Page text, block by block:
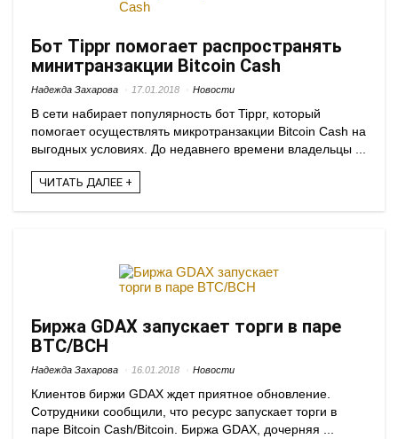
Бот Tippr помогает распространять
минитранзакции Bitcoin Cash
Надежда Захарова 17.01.2018 Новости
В сети набирает популярность бот Tippr, который
помогает осуществлять микротранзакции Bitcoin Cash на
выгодных условиях. До недавнего времени владельцы ...
ЧИТАТЬ ДАЛЕЕ +
Биржа GDAX запускает торги в паре
BTC/BCH
Надежда Захарова 16.01.2018 Новости
Клиентов биржи GDAX ждет приятное обновление.
Сотрудники сообщили, что ресурс запускает торги в
паре Bitcoin Cash/Bitcoin. Биржа GDAX, дочерняя ...